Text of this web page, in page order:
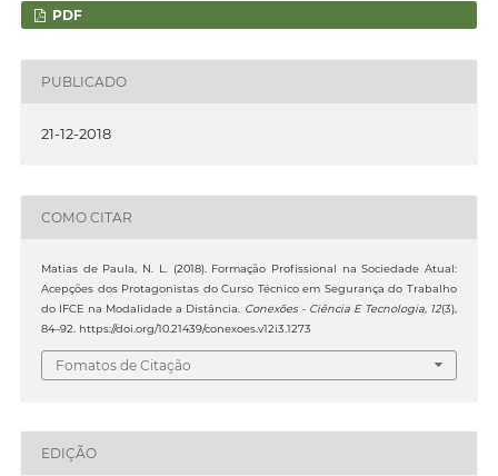
PDF
PUBLICADO
21-12-2018
COMO CITAR
Matias de Paula, N. L. (2018). Formação Profissional na Sociedade Atual:
Acepções dos Protagonistas do Curso Técnico em Segurança do Trabalho
do IFCE na Modalidade a Distância. Conexões - Ciência E Tecnologia, 12(3),
84–92. https://doi.org/10.21439/conexoes.v12i3.1273
Fomatos de Citação
EDIÇÃO